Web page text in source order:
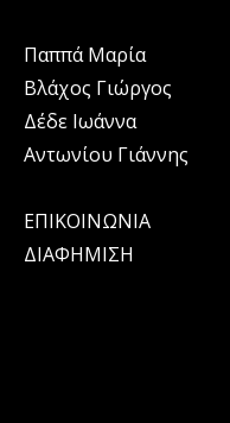
Παππά Μαρία
Βλάχος Γιώργος
Δέδε Ιωάννα
Αντωνίου Γιάννης
ΕΠΙΚΟΙΝΩΝΙΑ
ΔΙΑΦΗΜΙΣΗ